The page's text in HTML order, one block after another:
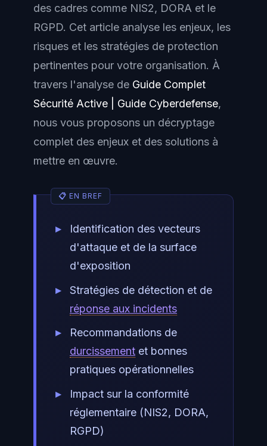
des cadres comme NIS2, DORA et le
RGPD. Cet article analyse les enjeux, les
risques et les stratégies de protection
pertinentes pour votre organisation. À
travers l'analyse de Guide Complet
Sécurité Active | Guide Cyberdefense,
nous vous proposons un décryptage
complet des enjeux et des solutions à
mettre en œuvre.
Identification des vecteurs
d'attaque et de la surface
d'exposition
Stratégies de détection et de
réponse aux incidents
Recommandations de
durcissement et bonnes
pratiques opérationnelles
Impact sur la conformité
réglementaire (NIS2, DORA,
RGPD)